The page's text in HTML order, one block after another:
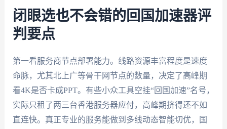
闭眼选也不会错的回国加速器评
判要点
第一看服务商节点部署能力。线路资源丰富程度是速度
命脉，尤其北上广等骨干网节点的数量，决定了高峰期
看4K是否卡成PPT。有些小众工具空挂“回国加速”名号，
实际只租了两三台香港服务器应付，高峰期挤得还不如
直连快。真正专业的服务能做到多线动态智能切优，国